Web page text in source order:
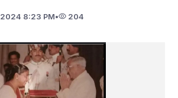
2024 8:23 PM• 204